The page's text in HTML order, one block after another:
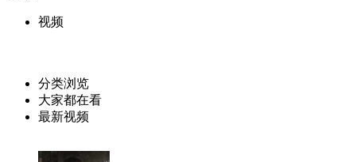
视频
分类浏览
大家都在看
最新视频